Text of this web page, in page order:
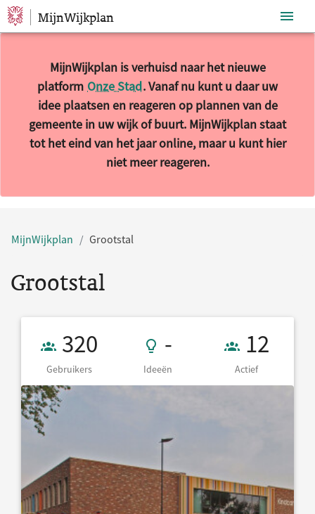
Sla navigatie over
MijnWijkplan
MijnWijkplan is verhuisd naar het nieuwe
platform Onze Stad. Vanaf nu kunt u daar uw
idee plaatsen en reageren op plannen van de
gemeente in uw wijk of buurt. MijnWijkplan staat
tot het eind van het jaar online, maar u kunt hier
niet meer reageren.
MijnWijkplan
Grootstal
Grootstal
Gebruikers 320
320
Gebruikers
- Ideeën
-
Ideeën
12 Actief
12
Actief